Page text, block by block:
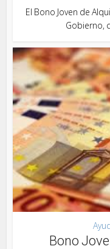
El Bono Joven de
Gobierno,
Bono